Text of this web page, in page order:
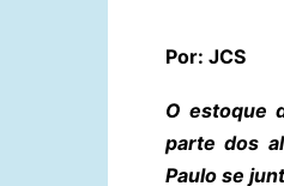
Por: JCS
O estoque
parte dos
Paulo se